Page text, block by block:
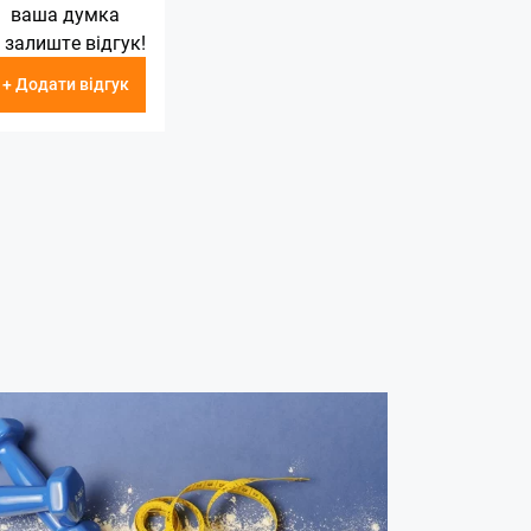
ваша думка
відгук!
+ Додати відгук